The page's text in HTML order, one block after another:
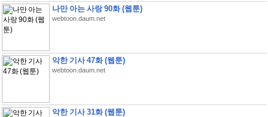
나만 아는 사랑 90화 (웹툰)
webtoon.daum.net
악한 기사 47화 (웹툰)
webtoon.daum.net
악한 기사 31화 (웹툰)